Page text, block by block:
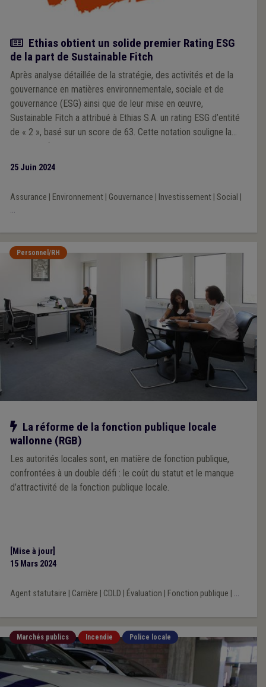
Actualité
Ethias obtient un solide premier Rating ESG
de la part de Sustainable Fitch
Après analyse détaillée de la stratégie, des activités et de la
gouvernance en matières environnementale, sociale et de
gouvernance (ESG) ainsi que de leur mise en œuvre,
Sustainable Fitch a attribué à Ethias S.A. un rating ESG d’entité
de « 2 », basé sur un score de 63. Cette notation souligne la
solide performance d’Ethias sur l’intégration active des
aucune institution financière n’ayant encore atteint la note
25 Juin 2024
Assurance Environnement| Gouvernance Investissement| Social
...
Personnel/RH
Notre action
La réforme de la fonction publique locale
wallonne (RGB)
Les autorités locales sont, en matière de fonction publique,
confrontées à un double défi : le coût du statut et le manque
d’attractivité de la fonction publique locale.
[Mise à jour]
15 Mars 2024
Agent statutaire Carrière CDLD Évaluation Fonction publique ...
Marchés publics Incendie Police locale